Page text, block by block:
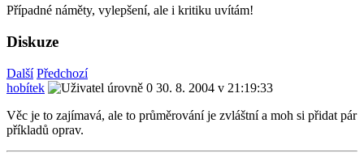
Případné náměty, vylepšení, ale i kritiku uvítám!
Diskuze
Další Předchozí
hobítek
30. 8. 2004 v 21:19:33
Věc je to zajímavá, ale to průměrování je zvláštní a moh si přidat pár
příkladů oprav.